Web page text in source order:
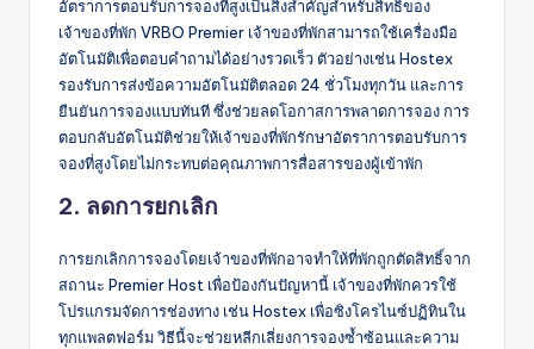
อัตราการตอบรับการจองที่สูงเป็นสิ่งสำคัญสำหรับสิทธิ์ของ
เจ้าของที่พัก VRBO Premier เจ้าของที่พักสามารถใช้เครื่องมือ
อัตโนมัติเพื่อตอบคำถามได้อย่างรวดเร็ว ตัวอย่างเช่น Hostex
รองรับการส่งข้อความอัตโนมัติตลอด 24 ชั่วโมงทุกวัน และการ
ยืนยันการจองแบบทันที ซึ่งช่วยลดโอกาสการพลาดการจอง การ
ตอบกลับอัตโนมัติช่วยให้เจ้าของที่พักรักษาอัตราการตอบรับการ
จองที่สูงโดยไม่กระทบต่อคุณภาพการสื่อสารของผู้เข้าพัก
2. ลดการยกเลิก
การยกเลิกการจองโดยเจ้าของที่พักอาจทำให้ที่พักถูกตัดสิทธิ์จาก
สถานะ Premier Host เพื่อป้องกันปัญหานี้ เจ้าของที่พักควรใช้
โปรแกรมจัดการช่องทาง เช่น Hostex เพื่อซิงโครไนซ์ปฏิทินใน
ทุกแพลตฟอร์ม วิธีนี้จะช่วยหลีกเลี่ยงการจองซ้ำซ้อนและความ